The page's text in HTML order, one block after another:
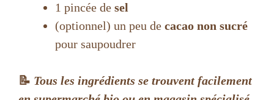
1 pincée de sel
(optionnel) un peu de cacao non sucré
pour saupoudrer
📝 Tous les ingrédients se trouvent facilement